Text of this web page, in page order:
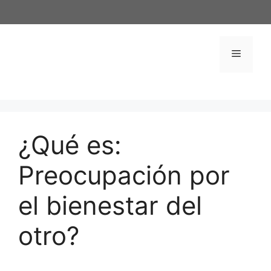
al
Menú
¿Qué es:
Preocupación por
el bienestar del
otro?